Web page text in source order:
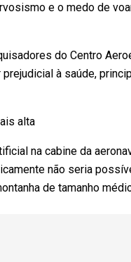
e o medo de
do Centro
à saúde,
alta
na cabine da
não seria
de tamanho